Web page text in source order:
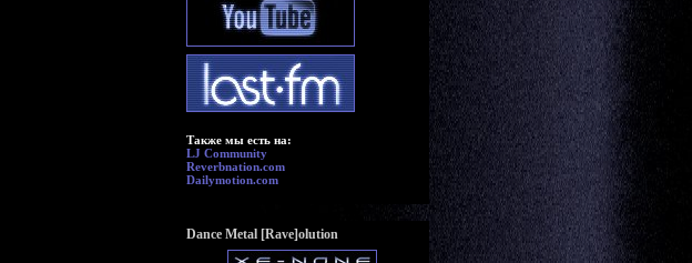
Также мы есть на:
LJ Community
Reverbnation.com
Dailymotion.com
Dance Metal [Rave]olution